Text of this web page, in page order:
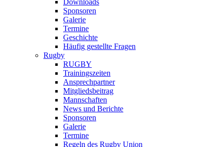
Downloads
Sponsoren
Galerie
Termine
Geschichte
Häufig gestellte Fragen
Rugby
RUGBY
Trainingszeiten
Ansprechpartner
Mitgliedsbeitrag
Mannschaften
News und Berichte
Sponsoren
Galerie
Termine
Regeln des Rugby Union